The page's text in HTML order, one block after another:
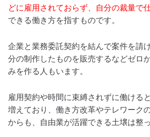
どに雇用されておらず、自分の裁量で
できる働き方を指すものです。
企業と業務委託契約を結んで案件を請
分の制作したものを販売するなどゼロ
みを作る人もいます。
雇用契約や時間に束縛されずに働ける
増えており、働き方改革やテレワーク
からも、自由業が活躍できる土壌は整